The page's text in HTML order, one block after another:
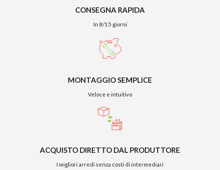
CONSEGNA RAPIDA
In 8/15 giorni
MONTAGGIO SEMPLICE
Veloce e intuitivo
ACQUISTO DIRETTO DAL PRODUTTORE
I migliori arredi senza costi di intermediari